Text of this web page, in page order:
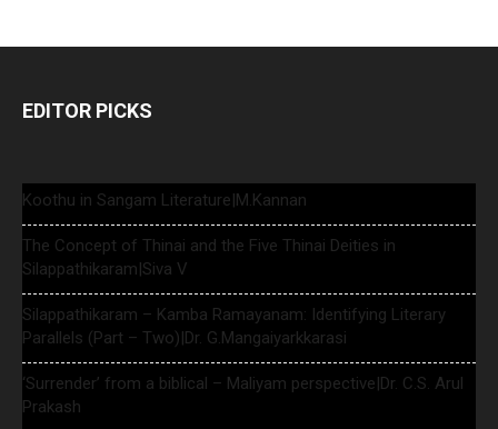
EDITOR PICKS
Koothu in Sangam Literature|M.Kannan
The Concept of Thinai and the Five Thinai Deities in
Silappathikaram|Siva V
Silappathikaram – Kamba Ramayanam: Identifying Literary
Parallels (Part – Two)|Dr. G.Mangaiyarkkarasi
‘Surrender’ from a biblical – Maliyam perspective|Dr. C.S. Arul
Prakash